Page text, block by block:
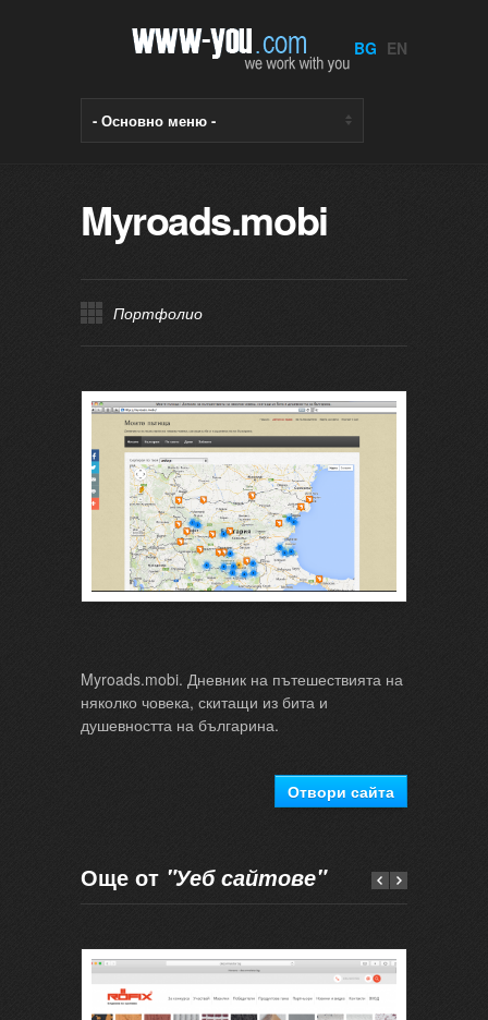
BG EN
Myroads.mobi
Портфолио
Myroads.mobi. Дневник на пътешествията на
няколко човека, скитащи из бита и
душевността на българина.
Отвори сайта
Още от "Уеб сайтове"